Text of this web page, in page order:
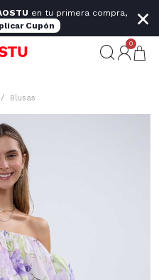
en tu primera compra,
Cupón ×
0
Blusas